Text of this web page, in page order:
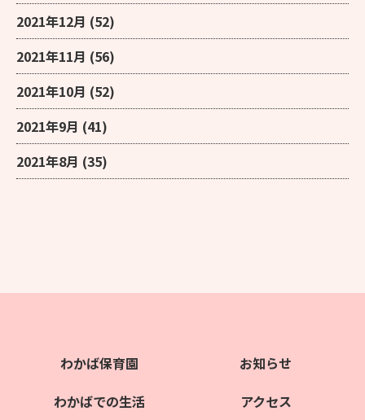
2021年12月 (52)
2021年11月 (56)
2021年10月 (52)
2021年9月 (41)
2021年8月 (35)
わかば保育園
わかばでの生活
お知らせ
アクセス